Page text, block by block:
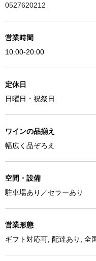
0527620212
営業時間
10:00-20:00
定休日
日曜日・祝祭日
ワインの品揃え
幅広く品ぞろえ
空間・設備
駐車場あり／セラーあり
営業形態
ギフト対応可, 配達あり, 全